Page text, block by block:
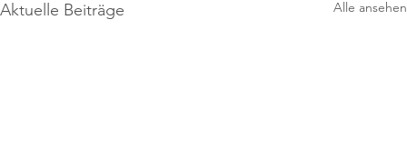
Aktuelle Beiträge Alle ansehen